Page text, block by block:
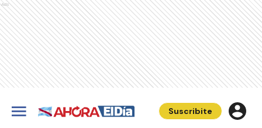
Ads
Suscribite